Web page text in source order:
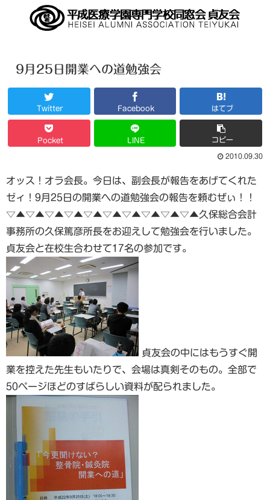
9月25日開業への道勉強会
Twitter Facebook はてブ
Pocket LINE コピー
2010.09.30
オッス！オラ会長。今日は、副会長が報告をあげてくれた
ゼィ！9月25日の開業への道勉強会の報告を頼むぜぃ！！
▽▲▽▲▽▲▽▲▽▲▽▲▽▲▽▲▽▲▽▲久保総合会計
事務所の久保篤彦所長をお迎えして勉強会を行いました。
貞友会と在校生合わせて17名の参加です。
貞友会の中にはもうすぐ開
業を控えた先生もいたりで、会場は真剣そのもの。全部で
50ページほどのすばらしい資料が配られました。